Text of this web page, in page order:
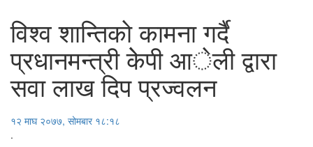
विश्व शान्तिकाे कामना गर्दै
प्रधानमन्त्री केेपी आेली द्वारा
सवा लाख दिप प्रज्वलन
१२ माघ २०७७, सोमबार १८:१८
.